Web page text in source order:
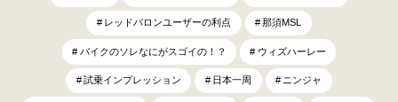
レッドバロンユーザーの利点 那須MSL
バイクのソレなにがスゴイの！？ ウィズハーレー
試乗インプレッション 日本一周 ニンジャ